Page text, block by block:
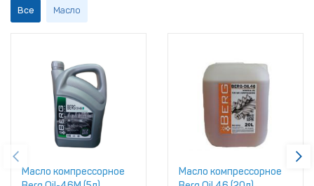
Все Масло
Масло компрессорное
Масло компрессорное